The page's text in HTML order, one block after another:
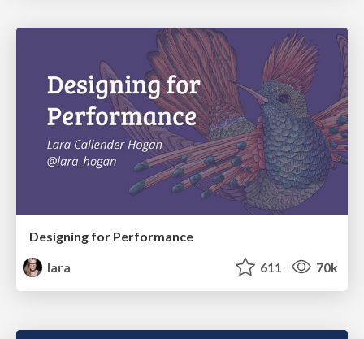
Designing for Performance
lara
611 70k